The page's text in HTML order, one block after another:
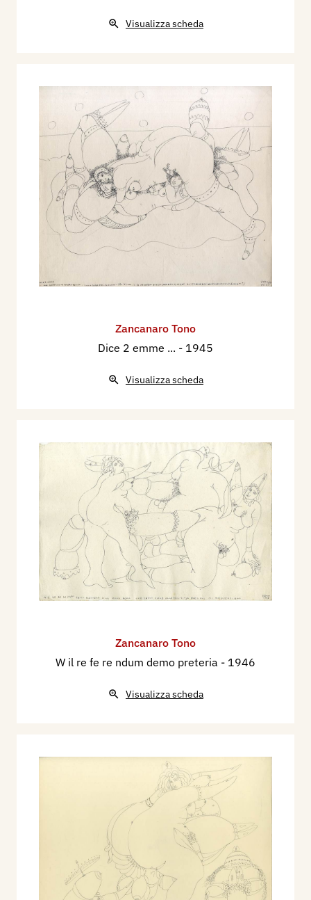
Visualizza scheda
Zancanaro Tono
Dice 2 emme ... - 1945
Visualizza scheda
Zancanaro Tono
W il re fe re ndum demo preteria - 1946
Visualizza scheda